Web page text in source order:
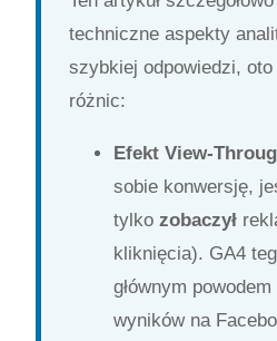
techniczne aspekty
szybkiej odpowiedzi, oto
różnic:
Efekt View-
sobie konwersję,
tylko zobaczył
kliknięcia). GA4
głównym
wyników na